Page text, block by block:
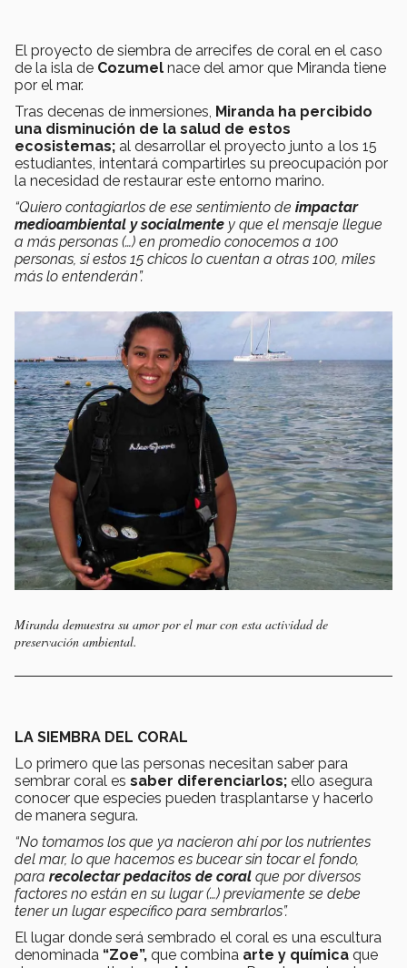
El proyecto de siembra de arrecifes de coral en el caso
de la isla de Cozumel nace del amor que Miranda tiene
por el mar.
Tras decenas de inmersiones, Miranda ha percibido
una disminución de la salud de estos
ecosistemas; al desarrollar el proyecto junto a los 15
estudiantes, intentará compartirles su preocupación por
la necesidad de restaurar este entorno marino.
“Quiero contagiarlos de ese sentimiento de impactar
medioambiental y socialmente y que el mensaje llegue
a más personas (…) en promedio conocemos a 100
personas, si estos 15 chicos lo cuentan a otras 100, miles
más lo entenderán”.
Miranda demuestra su amor por el mar con esta actividad de
preservación ambiental.
LA SIEMBRA DEL CORAL
Lo primero que las personas necesitan saber para
sembrar coral es saber diferenciarlos; ello asegura
conocer que especies pueden trasplantarse y hacerlo
de manera segura.
“No tomamos los que ya nacieron ahí por los nutrientes
del mar, lo que hacemos es bucear sin tocar el fondo,
para recolectar pedacitos de coral que por diversos
factores no están en su lugar (…) previamente se debe
tener un lugar específico para sembrarlos”.
El lugar donde será sembrado el coral es una escultura
denominada “Zoe”, que combina arte y química que